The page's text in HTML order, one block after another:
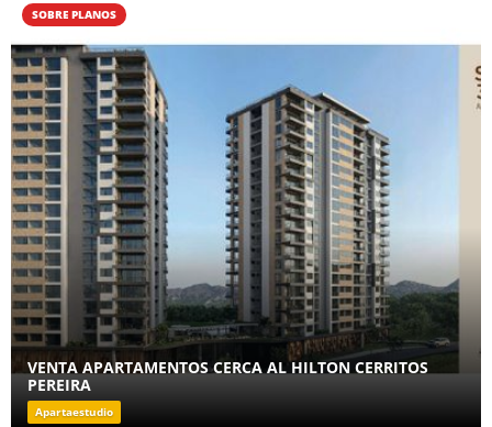
SOBRE PLANOS
VENTA APARTAMENTOS CERCA AL HILTON CERRITOS
PEREIRA
Apartaestudio